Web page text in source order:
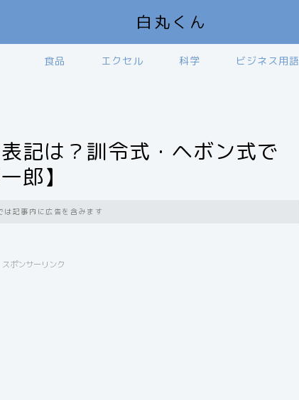
白丸くん
食品 エクセル 科学 ビジネス用語
記は？訓令式・ヘボン式で
郎】
は記事内に広告を含みます
スポンサーリンク